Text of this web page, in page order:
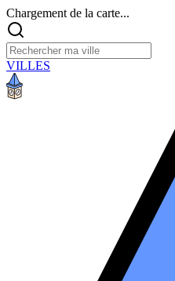
Chargement de la carte...
VILLES